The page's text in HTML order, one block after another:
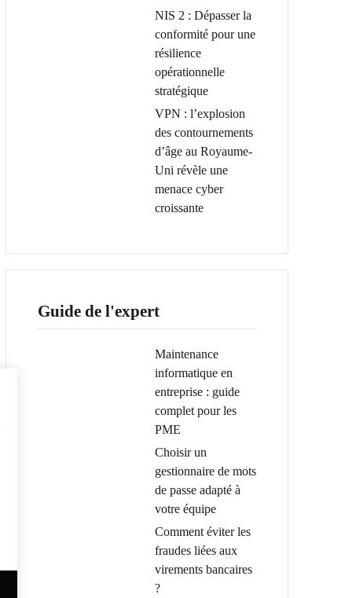
NIS 2 : Dépasser la
conformité pour une
résilience
opérationnelle
stratégique
VPN : l’explosion
des contournements
d’âge au Royaume-
Uni révèle une
menace cyber
croissante
Guide de l'expert
Maintenance
informatique en
entreprise : guide
complet pour les
PME
Choisir un
gestionnaire de mots
de passe adapté à
votre équipe
Comment éviter les
fraudes liées aux
virements bancaires
?